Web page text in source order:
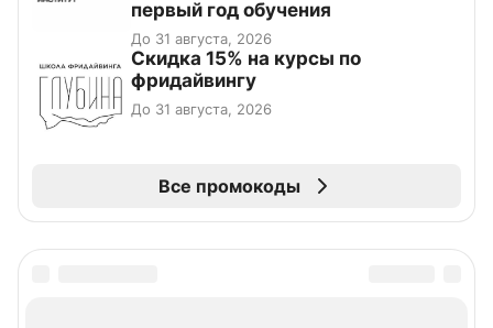
первый год обучения
До 31 августа, 2026
Скидка 15% на курсы по
фридайвингу
До 31 августа, 2026
Все промокоды